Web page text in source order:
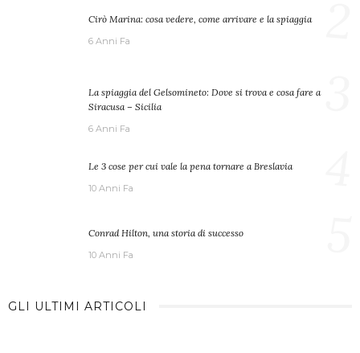
Cirò Marina: cosa vedere, come arrivare e la spiaggia
6 Anni Fa
La spiaggia del Gelsomineto: Dove si trova e cosa fare a
Siracusa – Sicilia
6 Anni Fa
Le 3 cose per cui vale la pena tornare a Breslavia
10 Anni Fa
Conrad Hilton, una storia di successo
10 Anni Fa
GLI ULTIMI ARTICOLI